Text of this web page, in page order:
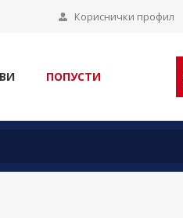
Кориснички профил
ПОПУСТИ